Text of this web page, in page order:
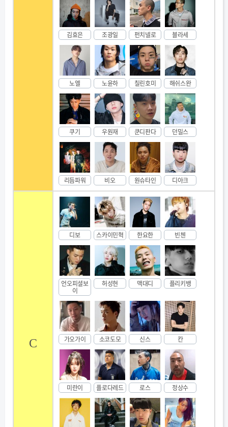
김효은 조광일 펀치넬로 블라세
노엘 노윤하 칠린호미 해쉬스완
쿠기 우원재 쿤디판다 던밀스
리듬파워 비오 원슈타인 디아크
C
디보 스카이민혁 한요한 빈첸
언오피셜보
이
허성현 맥대디 플리키뱅
가오가이 소코도모 신스 칸
미란이 플로다레드 로스 정상수